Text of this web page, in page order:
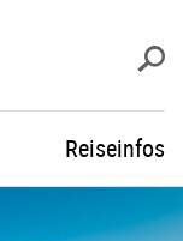
Reiseinfos